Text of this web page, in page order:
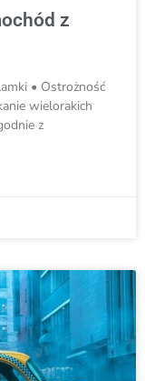
z
• Ostrożność
wielorakich
z